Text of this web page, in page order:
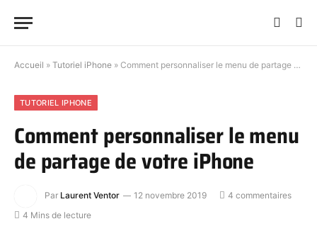
Accueil » Tutoriel iPhone » Comment personnaliser le menu de partage de votre iPhone
TUTORIEL IPHONE
Comment personnaliser le menu
de partage de votre iPhone
Par Laurent Ventor 12 novembre 2019
4 commentaires
4 Mins de lecture